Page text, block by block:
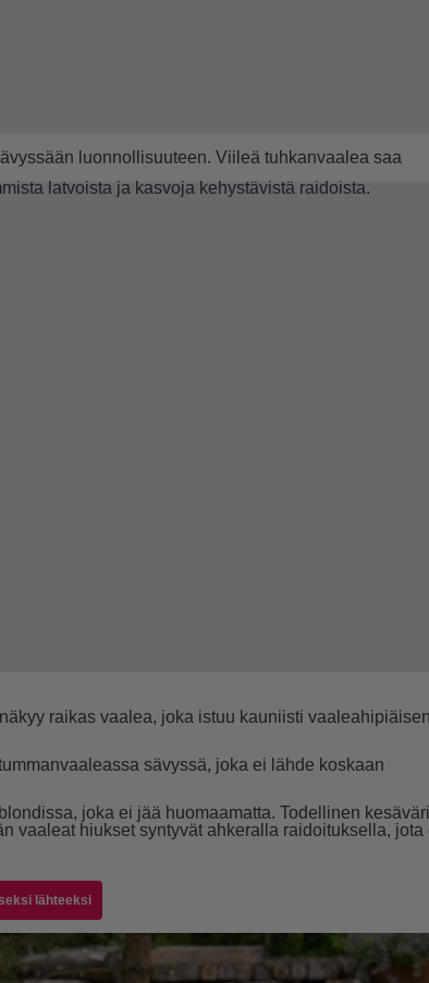
luonnollisuuteen. Viileä tuhkanvaalea saa
latvoista ja kasvoja kehystävistä raidoista.
raikas vaalea, joka istuu kauniisti vaaleahipiäisen
sävyssä, joka ei lähde koskaan
joka ei jää huomaamatta. Todellinen
vaaleat hiukset syntyvät ahkeralla raidoituksella, jota
lähteeksi